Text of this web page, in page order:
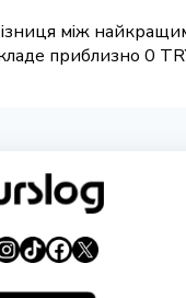
між
приблизно 0